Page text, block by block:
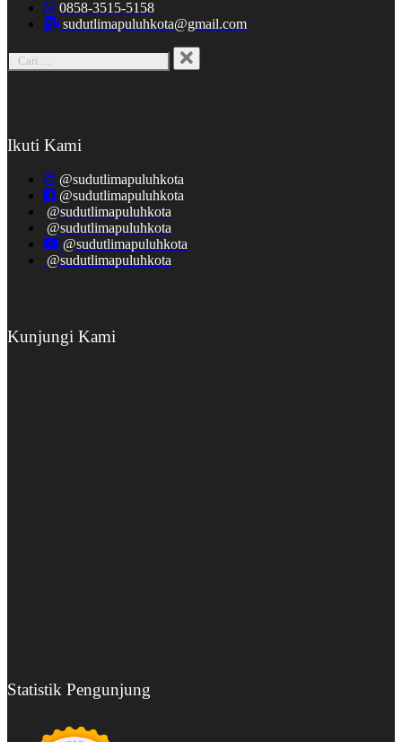
0858-3515-5158
sudutlimapuluhkota@gmail.com
Ikuti Kami
@sudutlimapuluhkota
@sudutlimapuluhkota
@sudutlimapuluhkota
@sudutlimapuluhkota
@sudutlimapuluhkota
@sudutlimapuluhkota
Kunjungi Kami
Statistik Pengunjung